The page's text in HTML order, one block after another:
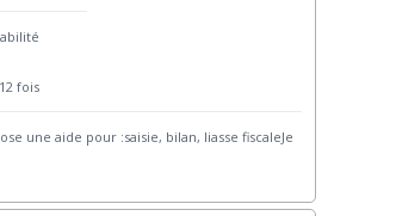
12 fois
une aide pour :saisie, bilan, liasse fiscaleJe